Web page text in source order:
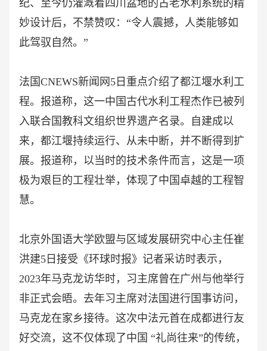
纪、至今仍灌溉着四川盆地的古老水利系统的精
妙设计后，不禁赞叹：“令人震撼，人类能够如
此驾驭自然。”
法国CNEWS新闻网5日重点介绍了都江堰水利工
程。报道称，这一中国古代水利工程杰作已被列
入联合国教科文组织世界遗产名录。自建成以
来，都江堰持续运行、从未中断，并不断得到扩
展。报道称，以当时的技术条件而言，这是一项
极为艰巨的工程壮举，体现了中国卓越的工程智
慧。
北京外国语大学欧盟与区域发展研究中心主任崔
洪建5日接受《环球时报》记者采访时表示，
2023年马克龙访华时，习主席曾在广州与他举行
非正式会晤。去年习主席对法国进行国事访问，
马克龙在家乡接待。这次中法元首在成都进行友
好交流，这不仅体现了中国 “礼尚往来”的传统，